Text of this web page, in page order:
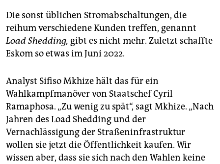
Die sonst üblichen Stromabschaltungen, die
reihum verschiedene Kunden treffen, genannt
Load Shedding, gibt es nicht mehr. Zuletzt schaffte
Eskom so etwas im Juni 2022.
Analyst Sifiso Mkhize hält das für ein
Wahlkampfmanöver von Staatschef Cyril
Ramaphosa. „Zu wenig zu spät“, sagt Mkhize. „Nach
Jahren des Load Shedding und der
Vernachlässigung der Straßeninfrastruktur
wollen sie jetzt die Öffentlichkeit kaufen. Wir
wissen aber, dass sie sich nach den Wahlen keine